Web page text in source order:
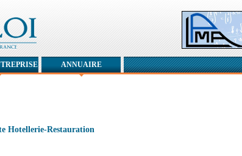
Hotellerie-Restauration
ANNUAIRE